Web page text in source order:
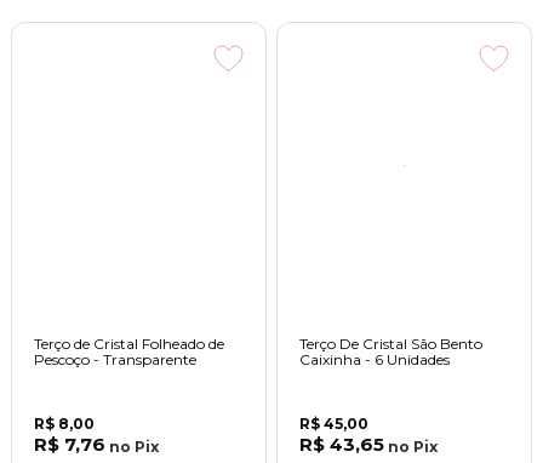
Terço de Cristal Folheado de
Pescoço - Transparente
R$ 8,00
R$ 7,76 no Pix
Terço De Cristal São Bento
Caixinha - 6 Unidades
R$ 45,00
R$ 43,65 no Pix